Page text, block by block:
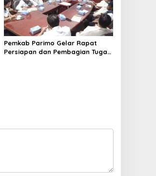
Pemkab Parimo Gelar Rapat
Persiapan dan Pembagian Tugas